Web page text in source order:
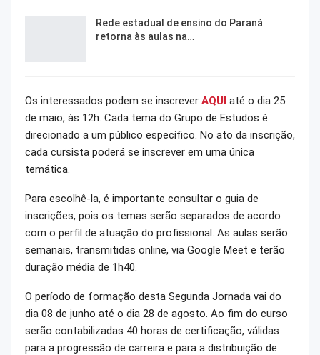
Rede estadual de ensino do Paraná
retorna às aulas na…
Os interessados podem se inscrever AQUI até o dia 25
de maio, às 12h. Cada tema do Grupo de Estudos é
direcionado a um público específico. No ato da inscrição,
cada cursista poderá se inscrever em uma única
temática.
Para escolhê-la, é importante consultar o guia de
inscrições, pois os temas serão separados de acordo
com o perfil de atuação do profissional. As aulas serão
semanais, transmitidas online, via Google Meet e terão
duração média de 1h40.
O período de formação desta Segunda Jornada vai do
dia 08 de junho até o dia 28 de agosto. Ao fim do curso
serão contabilizadas 40 horas de certificação, válidas
para a progressão de carreira e para a distribuição de